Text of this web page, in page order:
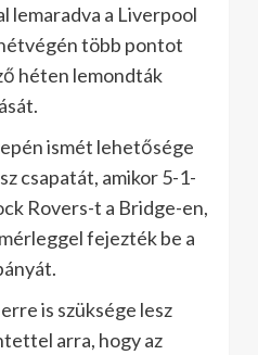
lemaradva a Liverpool
több pontot
héten lemondták
ismét lehetősége
csapatát, amikor 5-1-
Rovers-t a Bridge-en,
fejezték be a
is szüksége lesz
arra, hogy az